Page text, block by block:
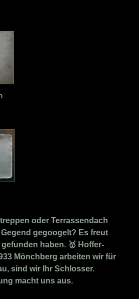
oder Terrassendach
gegoogelt? Es freut
haben. 🥇 Hoffer-
Mönchberg arbeiten wir für
sind wir Ihr Schlosser.
macht uns aus.